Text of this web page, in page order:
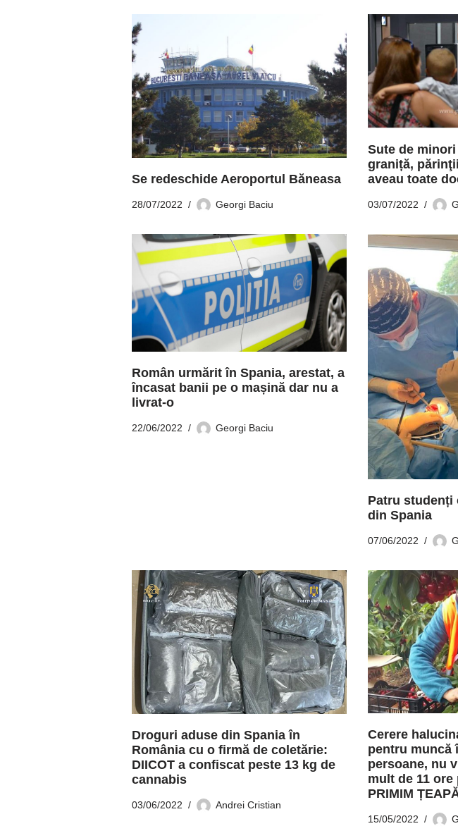
Se redeschide Aeroportul Băneasa
28/07/2022 Georgi Baciu
Sute de
graniță,
aveau toate
03/07/2022
Român urmărit în Spania, arestat, a
încasat banii pe o mașină dar nu a
livrat-o
22/06/2022 Georgi Baciu
Patru studenți
din Spania
07/06/2022
Droguri aduse din Spania în
România cu o firmă de coletărie:
DIICOT a confiscat peste 13 kg de
cannabis
03/06/2022 Andrei Cristian
Cerere
pentru muncă
persoane, nu
mult de 11 ore
PRIMIM
15/05/2022